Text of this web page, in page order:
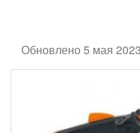
Обновлено 5 мая